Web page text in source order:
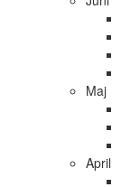
Maj
April